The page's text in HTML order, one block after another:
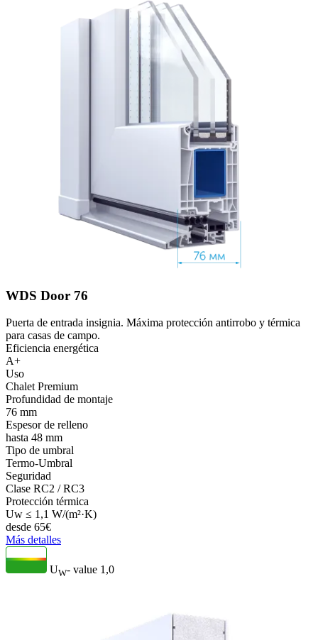
WDS Door 76
Puerta de entrada insignia. Máxima protección antirrobo y térmica
para casas de campo.
Eficiencia energética
A+
Uso
Chalet Premium
Profundidad de montaje
76 mm
Espesor de relleno
hasta 48 mm
Tipo de umbral
Termo-Umbral
Seguridad
Clase RC2 / RC3
Protección térmica
Uw ≤ 1,1 W/(m²·K)
desde 65€
Más detalles
UW- value 1,0